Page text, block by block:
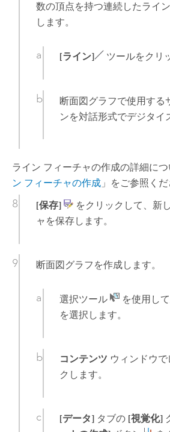
数の頂点を持つ連続したライ
します。
[ライン] ツールをクリ
断面図グラフで使用する
ンを対話形式でデジタイ
ライン フィーチャの作成の詳細に
ン フィーチャの作成」をご参照くだ
[保存]
をクリックして、新
ャを保存します。
断面図グラフを作成します。
選択ツール
を使用し
を選択します。
コンテンツ ウィンドウ
クします。
[データ] タブの [視覚化]